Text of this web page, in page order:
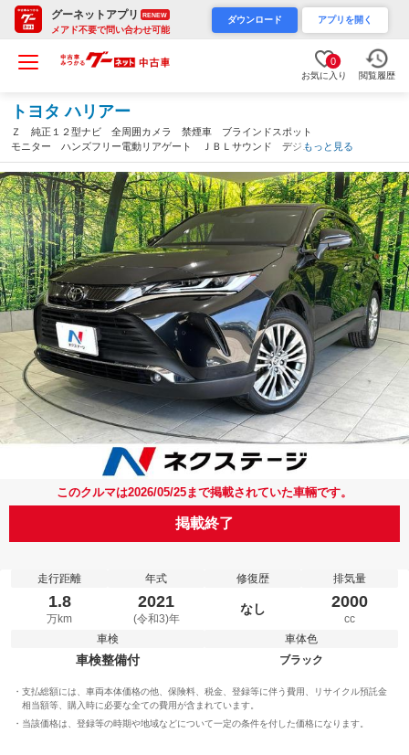
グーネットアプリ RENEW
メアド不要で問い合わせ可能
ダウンロード アプリを開く
0
お気に入り 閲覧履歴
トヨタ ハリアー
Ｚ 純正１２型ナビ 全周囲カメラ 禁煙車 ブラインドスポット
モニター ハンズフリー電動リアゲート ＪＢＬサウンド デジタ
ルインナーミラー ハーフレザー ＥＴＣ 純正１９アルミ（高知
県）
もっと見る
このクルマは2026/05/25まで掲載されていた車輛です。
掲載終了
走行距離
1.8
万km
年式
2021
(令和3)年
修復歴
なし
排気量
2000
cc
車検
車検整備付
車体色
ブラック
支払総額には、車両本体価格の他、保険料、税金、登録等に伴う費用、リサイクル預託金
相当額等、購入時に必要な全ての費用が含まれています。
当該価格は、登録等の時期や地域などについて一定の条件を付した価格になります。